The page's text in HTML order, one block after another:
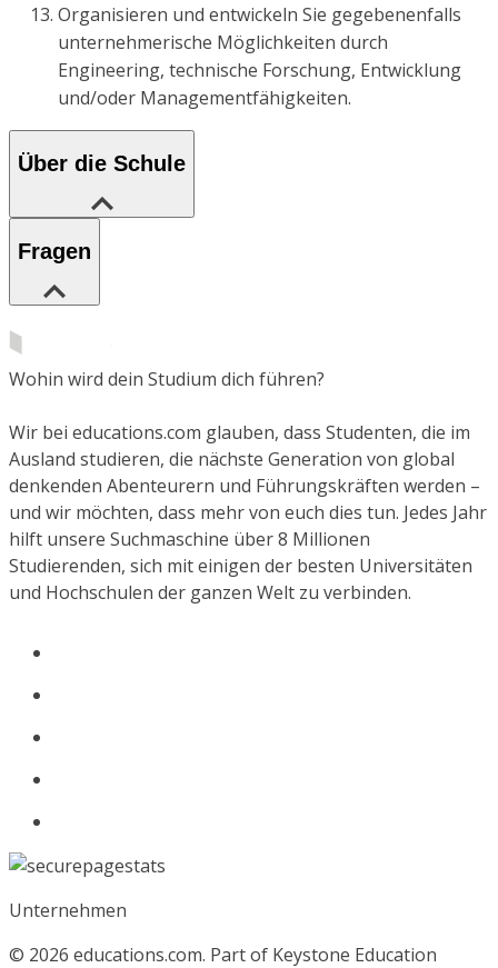
Organisieren und entwickeln Sie gegebenenfalls
unternehmerische Möglichkeiten durch
Engineering, technische Forschung, Entwicklung
und/oder Managementfähigkeiten.
Über die Schule
Fragen
Wohin wird dein Studium dich führen?
Wir bei educations.com glauben, dass Studenten, die im
Ausland studieren, die nächste Generation von global
denkenden Abenteurern und Führungskräften werden –
und wir möchten, dass mehr von euch dies tun. Jedes Jahr
hilft unsere Suchmaschine über 8 Millionen
Studierenden, sich mit einigen der besten Universitäten
und Hochschulen der ganzen Welt zu verbinden.
Unternehmen
© 2026 educations.com. Part of Keystone Education